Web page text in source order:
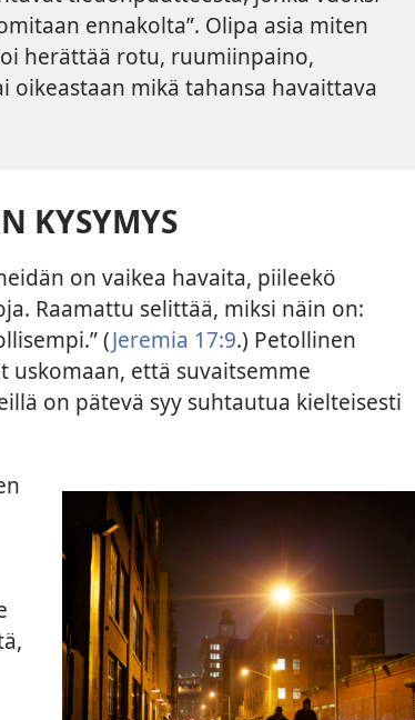
ennakolta”. Olipa asia miten
herättää rotu, ruumiinpaino,
oikeastaan mikä tahansa havaittava
KYSYMYS
on vaikea havaita, piileekö
Raamattu selittää, miksi näin on:
(Jeremia 17:9.) Petollinen
uskomaan, että suvaitsemme
on pätevä syy suhtautua kielteisesti